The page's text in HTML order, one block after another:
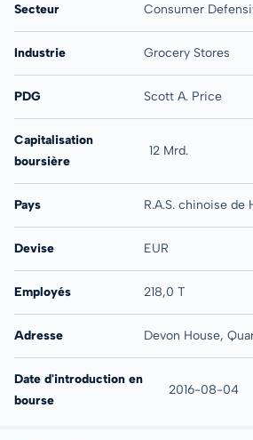
Secteur Consumer
Industrie Grocery Stores
PDG Scott A. Price
Capitalisation
boursière
12 Mrd.
Pays R.A.S. chinoise de
Devise EUR
Employés 218,0 T
Adresse Devon House,
Date d'introduction en
bourse
2016-08-04